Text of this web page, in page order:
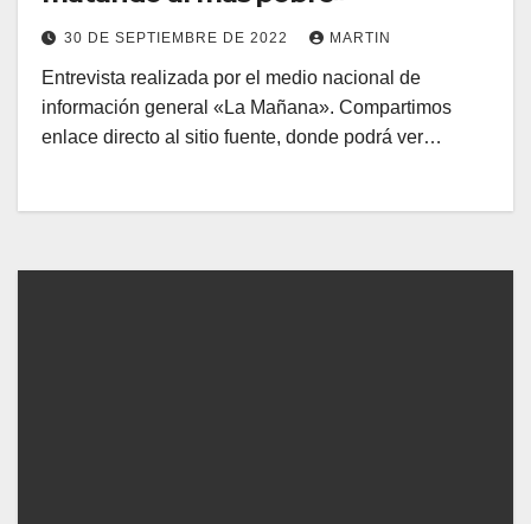
30 DE SEPTIEMBRE DE 2022 MARTIN
Entrevista realizada por el medio nacional de
información general «La Mañana». Compartimos
enlace directo al sitio fuente, donde podrá ver…